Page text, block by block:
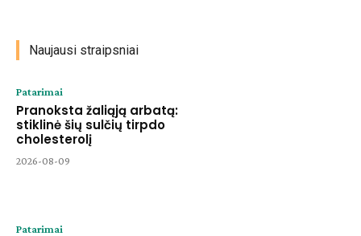
Naujausi straipsniai
Patarimai
Pranoksta žaliąją arbatą:
stiklinė šių sulčių tirpdo
cholesterolį
2026-08-09
Patarimai